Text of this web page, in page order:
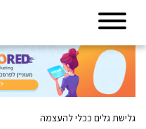
גלישת גלים ככלי להעצמה